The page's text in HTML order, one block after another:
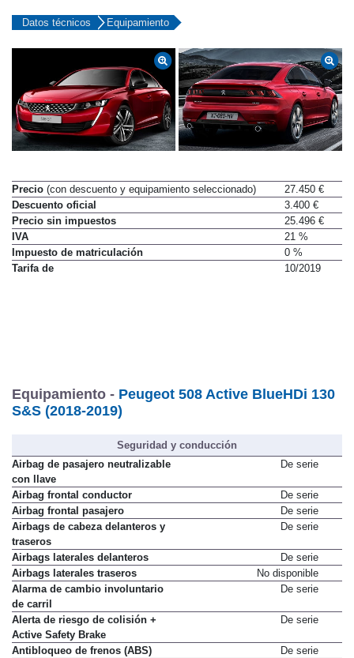
Datos técnicos Equipamiento
Precio (con descuento y equipamiento seleccionado)
27.450 €
Descuento oficial
3.400 €
Precio sin impuestos
25.496 €
IVA
21 %
Impuesto de matriculación
0 %
Tarifa de
10/2019
Equipamiento - Peugeot 508 Active BlueHDi 130
S&S (2018-2019)
Seguridad y conducción
Airbag de pasajero neutralizable
con llave
De serie
Airbag frontal conductor
De serie
Airbag frontal pasajero
De serie
Airbags de cabeza delanteros y
traseros
De serie
Airbags laterales delanteros
De serie
Airbags laterales traseros
No disponible
Alarma de cambio involuntario
de carril
De serie
Alerta de riesgo de colisión +
Active Safety Brake
De serie
Antibloqueo de frenos (ABS)
De serie